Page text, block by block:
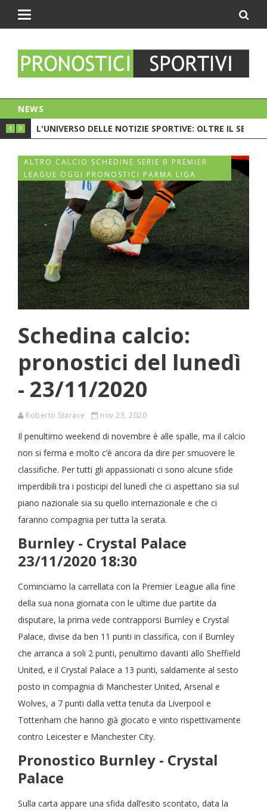
Toggle
NEWS
C'È LA CRISI?
L'UNIVERSO DELLE NOTIZIE SPORTIVE: OLTRE IL
ALTRO CALCIO SCHEDINE SERIE B PREMIER
LEAGUE OGGI PRONOSTICI PARMA LIGA
Schedina calcio:
pronostici del lunedì
- 23/11/2020
Roberto Starace nov 23, 2020
Il penultimo weekend di novembre è alle spalle, ma il calcio
non si ferma e molto c’è ancora da dire per smuovere le
classifiche. Per tutti gli appassionati ci sono alcune sfide
imperdibili tra i posticipi del lunedì che ci aspettano sia sul
piano nazionale sia su quello internazionale e che ci
faranno compagnia per tutta la serata.
Burnley - Crystal Palace
23/11/2020 18:30
Cominciamo la carrellata con la Premier League alla fine
della sua nona giornata con le ultime due partite da
disputare, la prima vede contrapporsi Burnley e Crystal
Palace, divise da ben 11 punti in classifica, con il Burnley
che arranca a soli 2 punti, penultimo davanti allo Sheffield
United, e il Crystal Palace a 13 punti, saldamente al sesto
posto in compagnia di Manchester United, Arsenal e
Wolves, a 7 punti dalla vetta tenuta da Liverpool e
Tottenham che hanno già giocato e vinto rispettivamente
contro Leicester e Manchester City.
Pronostico Burnley - Crystal
Palace
Sulla carta appare una sfida dall’esito scontato, data la